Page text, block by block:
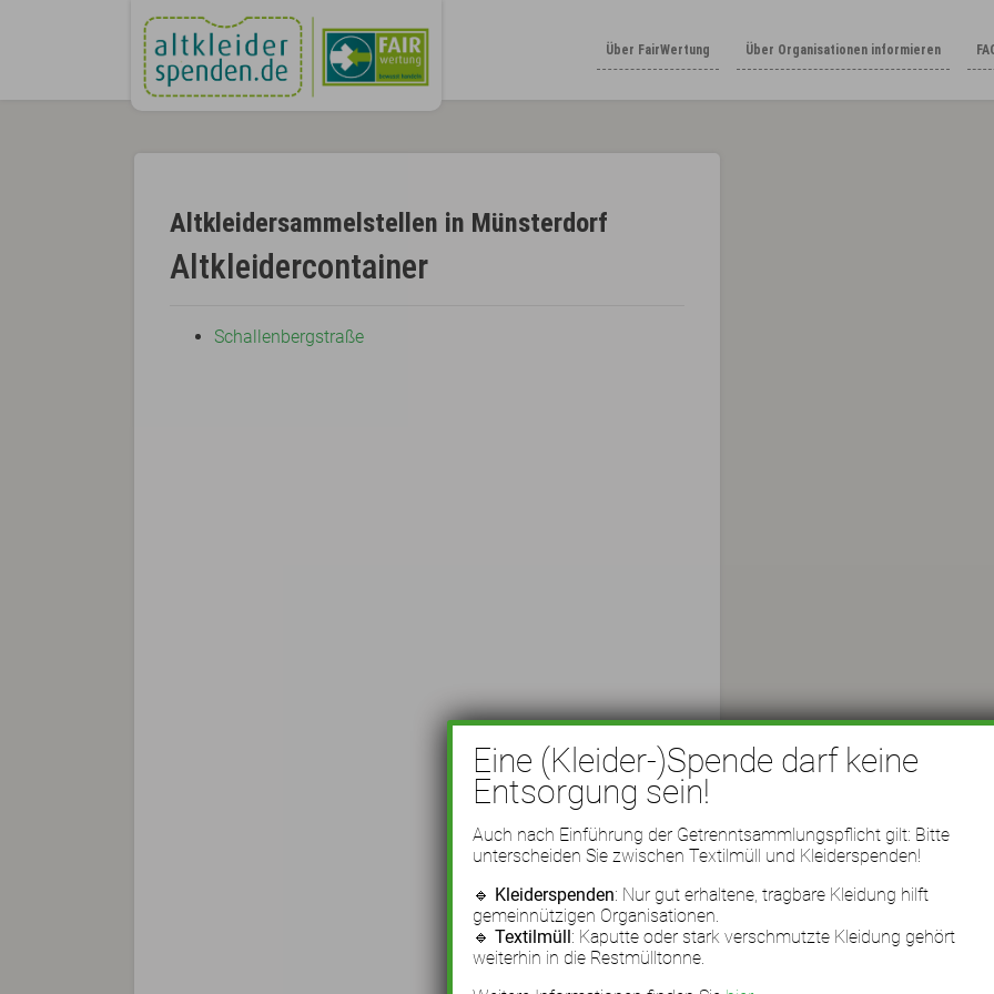
Über FairWertung Über Organisationen informieren
Altkleidersammelstellen in Münsterdorf
Altkleidercontainer
Schallenbergstraße
Eine (Kleider-)Spende darf keine
Entsorgung sein!
Auch nach Einführung der Getrenntsammlungspflicht gilt: Bitte
unterscheiden Sie zwischen Textilmüll und Kleiderspenden!
🔹 Kleiderspenden: Nur gut erhaltene, tragbare Kleidung hilft
gemeinnützigen Organisationen.
🔹Textilmüll: Kaputte oder stark verschmutzte Kleidung gehört
weiterhin in die Restmülltonne.